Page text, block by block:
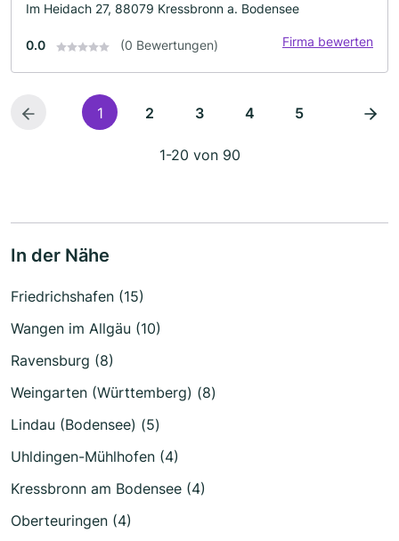
Im Heidach 27, 88079 Kressbronn a. Bodensee
0.0 (0 Bewertungen) Firma bewerten
1 2 3 4 5
1-20 von 90
In der Nähe
Friedrichshafen (15)
Wangen im Allgäu (10)
Ravensburg (8)
Weingarten (Württemberg) (8)
Lindau (Bodensee) (5)
Uhldingen-Mühlhofen (4)
Kressbronn am Bodensee (4)
Oberteuringen (4)